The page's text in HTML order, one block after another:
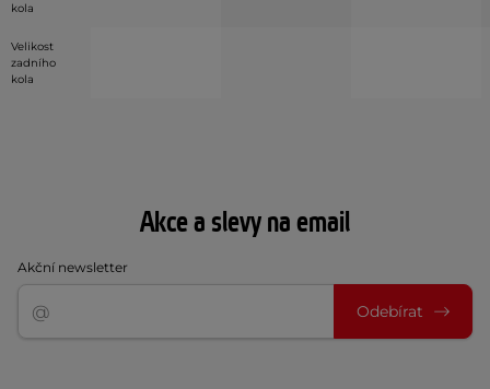
kola
Velikost
zadního
kola
Akce a slevy na email
Akční newsletter
Odebírat